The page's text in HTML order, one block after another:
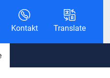
Kontakt Translate